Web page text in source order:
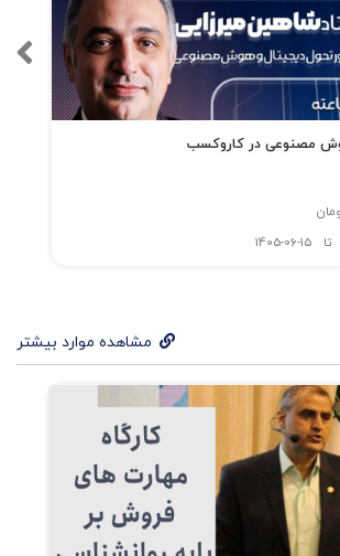
عمل می‌کنند:ابتدا «چرا»ی وجودی
خود را می‌شناسند (Purpose) و سپس بر اساس
زبان، تصویر، و رفتارشان را تنظیم
می‌کنند.برای نمونه:Nike با کهن‌الگوی «قهرمان»
اکوسیستم معنایی و فرهنگی خود را ساخته‌اند.۵.
یادگیری از طریق تجربهیکی
اصلی اثر، رویکرد تعامل‌محور آن است.
آموزش نظری خشک، خواننده را در
و تمرین دخیل می‌کنند تا در عمل،
مثل انسان، طیف، سایه و نور
مصنوعی در کاروکسب
تا 1405-06-15
مشاهده موارد بیشتر